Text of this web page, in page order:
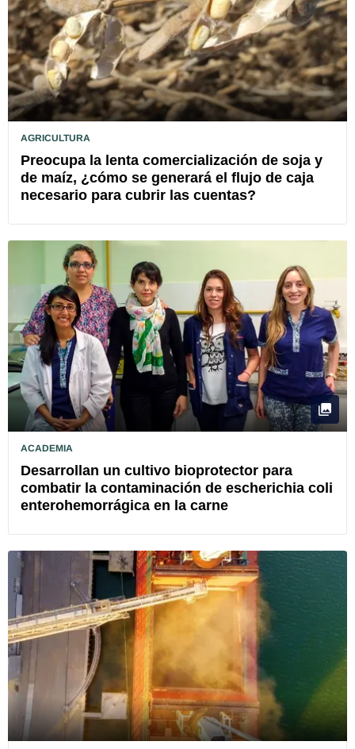
AGRICULTURA
Preocupa la lenta comercialización de soja y
de maíz, ¿cómo se generará el flujo de caja
necesario para cubrir las cuentas?
ACADEMIA
Desarrollan un cultivo bioprotector para
combatir la contaminación de escherichia coli
enterohemorrágica en la carne